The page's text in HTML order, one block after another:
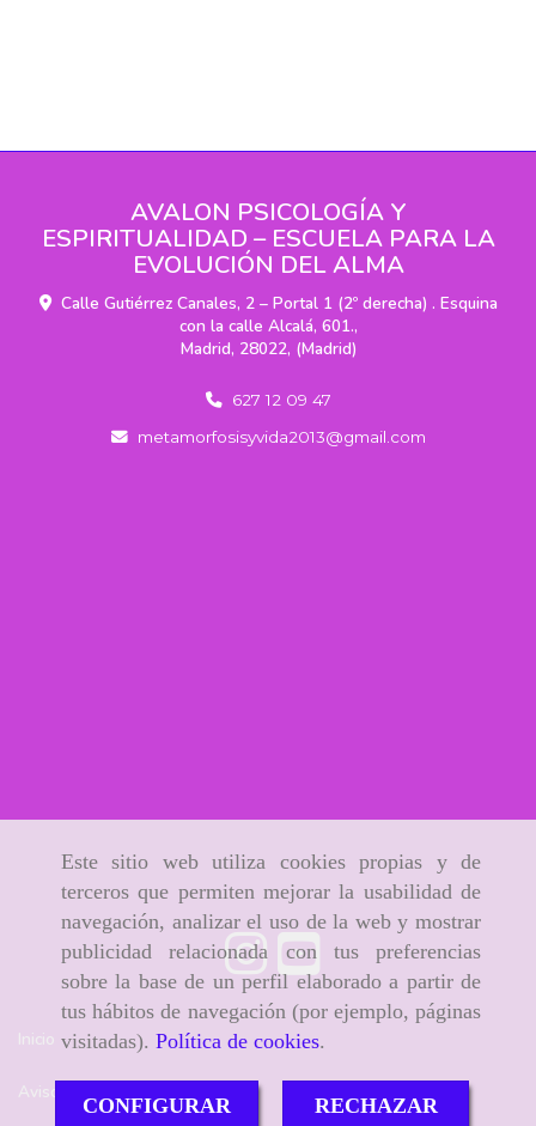
Este sitio web utiliza cookies propias y de
terceros que permiten mejorar la usabilidad de
navegación, analizar el uso de la web y mostrar
publicidad relacionada con tus preferencias
sobre la base de un perfil elaborado a partir de
tus hábitos de navegación (por ejemplo, páginas
visitadas). Política de cookies.
CONFIGURAR RECHAZAR
AVALON PSICOLOGÍA Y
ESPIRITUALIDAD – ESCUELA PARA LA
EVOLUCIÓN DEL ALMA
Calle Gutiérrez Canales, 2 – Portal 1 (2º derecha) . Esquina
con la calle Alcalá, 601.,
Madrid, 28022, (Madrid)
627 12 09 47
metamorfosisyvida2013
gmail.com
Inicio
Aviso Legal